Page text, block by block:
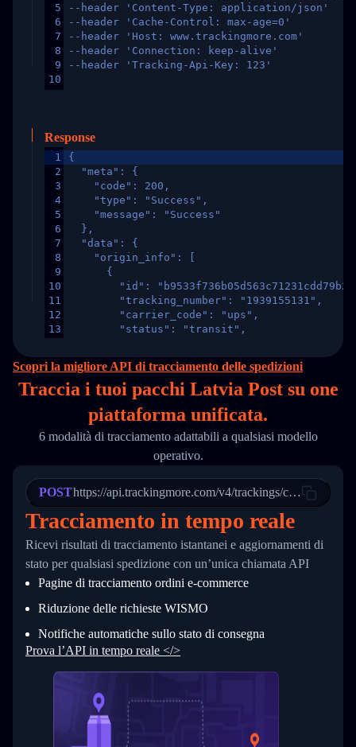
5
6
7
8
9
10
--header 'Content-Type: application/json'
--header 'Cache-Control: max-age=0'
--header 'Host: www.trackingmore.com'
--header 'Connection: keep-alive'
--header 'Tracking-Api-Key: 123'
Response
1
2
3
4
5
6
7
8
9
10
11
12
13
16
17
21
24
26
27
28
30
31
32
33
34
{
  "meta": {
    "code": 200,
    "type": "Success",
    "message": "Success"
  },
  "data": {
    "origin_info": [
      {
"id":
        "tracking_number": "1939155131",
        "carrier_code": "ups",
        "status": "transit",
        "itemTimeLength": 2,
        "weblink": "",
        "phone": null,
        "trackinfo": [
          {
            "Date": "2017-03-08 04: 22: 00",
"StatusDescription": "Departed
          },
          {
            "Date": "2017-03-06 15:28:00",
"StatusDescription": "Shipment
"Details": "BEIJING-
          }
        ]
      }
    ]
  }
}
Scopri la migliore API di tracciamento delle spedizioni
Traccia i tuoi pacchi Latvia Post su one
piattaforma unificata.
6 modalità di tracciamento adattabili a qualsiasi modello
operativo.
POSThttps://api.trackingmore.com/v4/trackings/create
Tracciamento in tempo reale
Ricevi risultati di tracciamento istantanei e aggiornamenti di
stato per qualsiasi spedizione con un’unica chiamata API
Pagine di tracciamento ordini e‑commerce
Riduzione delle richieste WISMO
Notifiche automatiche sullo stato di consegna
Prova l’API in tempo reale </>